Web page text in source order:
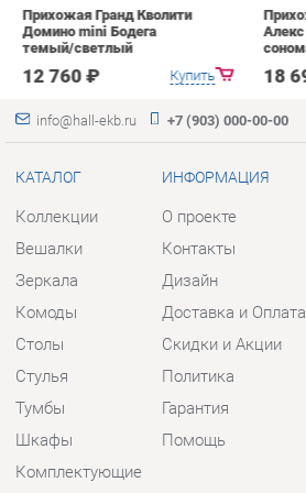
Коллекции
Вешалки
Комоды
Стулья
Тумбы
Шкафы
Комплектующие
О проекте
Дизайн
Доставка и Оплата
Политика
Гарантия
Помощь
Шоурум и склад самовывоза
Адрес: г. Екатеринбург, пер.